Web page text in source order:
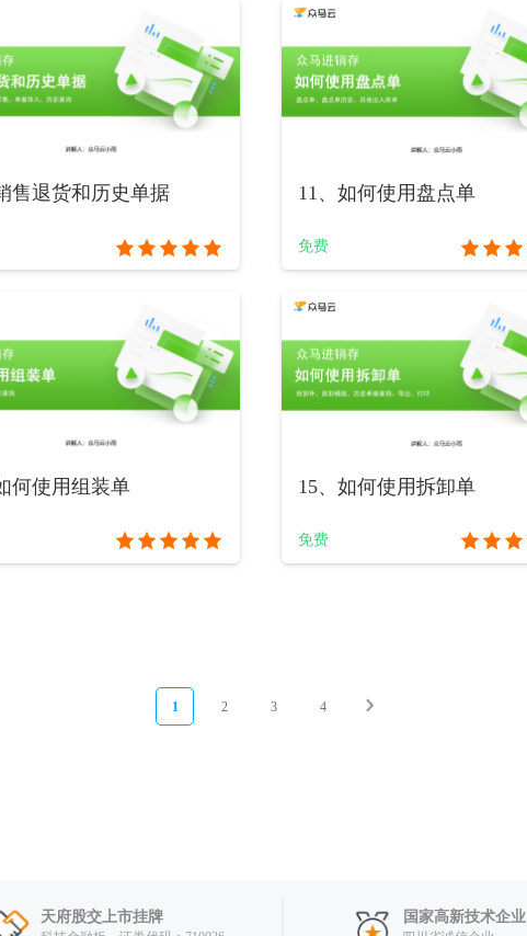
售退货和历史单据 11、如何使用盘点单
免费
何使用组装单 15、如何使用拆卸单
免费
1 2 3 4
天府股交上市挂牌 国家高新技术企业